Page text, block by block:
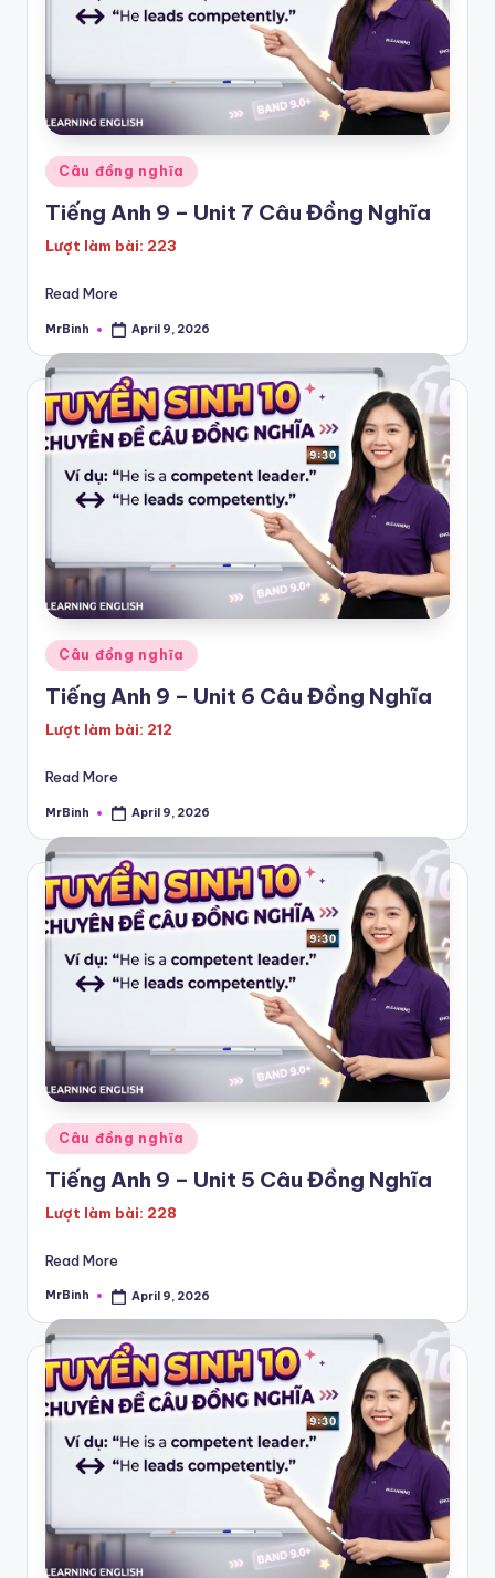
Posted
in
Câu đồng nghĩa
Tiếng Anh 9 – Unit 7 Câu Đồng Nghĩa
Lượt làm bài: 223
Read More
Posted
MrBinh April 9, 2026
Posted
in
Câu đồng nghĩa
Tiếng Anh 9 – Unit 6 Câu Đồng Nghĩa
Lượt làm bài: 212
Read More
Posted
MrBinh April 9, 2026
Posted
in
Câu đồng nghĩa
Tiếng Anh 9 – Unit 5 Câu Đồng Nghĩa
Lượt làm bài: 228
Read More
Posted
MrBinh April 9, 2026